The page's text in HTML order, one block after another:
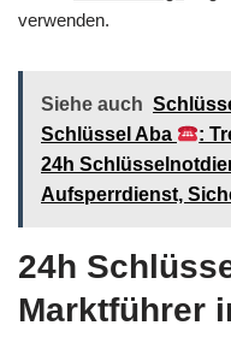
verwenden.
Siehe auch
Schlüssel Aba
:
24h
Aufsperrdienst,
24h
Marktführer